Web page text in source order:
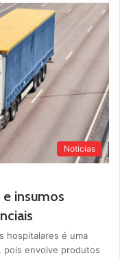
Noticias
insumos
hospitalares é uma
pois envolve produtos